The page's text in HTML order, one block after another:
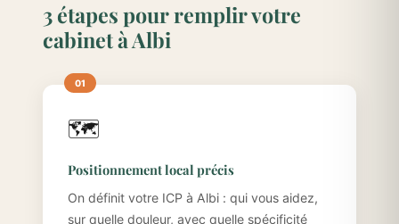
3 étapes pour remplir votre
cabinet à Albi
🗺️
Positionnement local précis
On définit votre ICP à Albi : qui vous aidez,
sur quelle douleur, avec quelle spécificité